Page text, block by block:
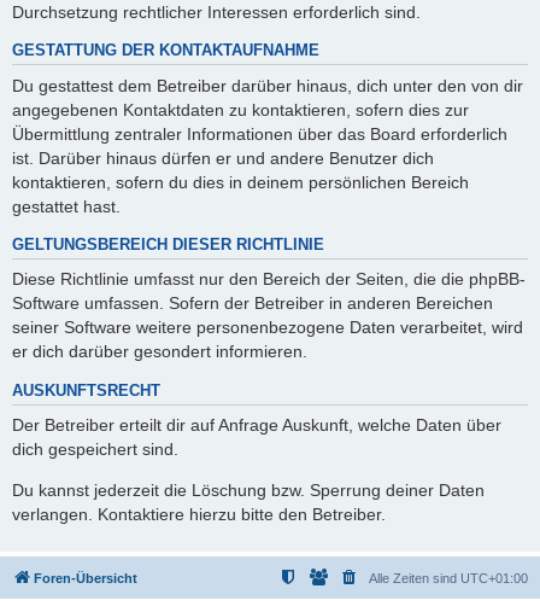
Durchsetzung rechtlicher Interessen erforderlich sind.
GESTATTUNG DER KONTAKTAUFNAHME
Du gestattest dem Betreiber darüber hinaus, dich unter den von dir
angegebenen Kontaktdaten zu kontaktieren, sofern dies zur
Übermittlung zentraler Informationen über das Board erforderlich
ist. Darüber hinaus dürfen er und andere Benutzer dich
kontaktieren, sofern du dies in deinem persönlichen Bereich
gestattet hast.
GELTUNGSBEREICH DIESER RICHTLINIE
Diese Richtlinie umfasst nur den Bereich der Seiten, die die phpBB-
Software umfassen. Sofern der Betreiber in anderen Bereichen
seiner Software weitere personenbezogene Daten verarbeitet, wird
er dich darüber gesondert informieren.
AUSKUNFTSRECHT
Der Betreiber erteilt dir auf Anfrage Auskunft, welche Daten über
dich gespeichert sind.
Du kannst jederzeit die Löschung bzw. Sperrung deiner Daten
verlangen. Kontaktiere hierzu bitte den Betreiber.
Foren-Übersicht Alle Zeiten sind UTC+01:00